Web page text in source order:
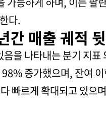
다.
간 매출 궤적
을 나타내는 분기 지
98% 증가했으며, 잔여
빠르게 확대되고 있으